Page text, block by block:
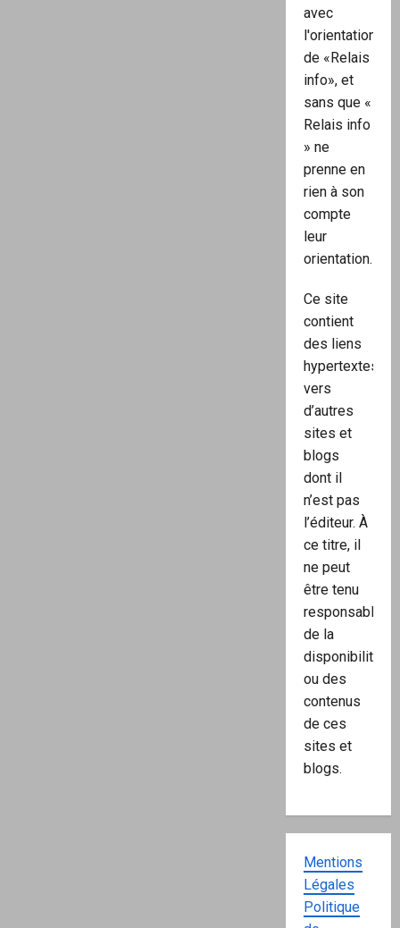
avec
l'orientation
de «Relais
info», et
sans que «
Relais info
» ne
prenne en
rien à son
compte
leur
orientation.
Ce site
contient
des liens
hypertextes
vers
d’autres
sites et
blogs
dont il
n’est pas
l’éditeur. À
ce titre, il
ne peut
être tenu
responsable
de la
disponibilité
ou des
contenus
de ces
sites et
blogs.
Mentions
Légales
Politique